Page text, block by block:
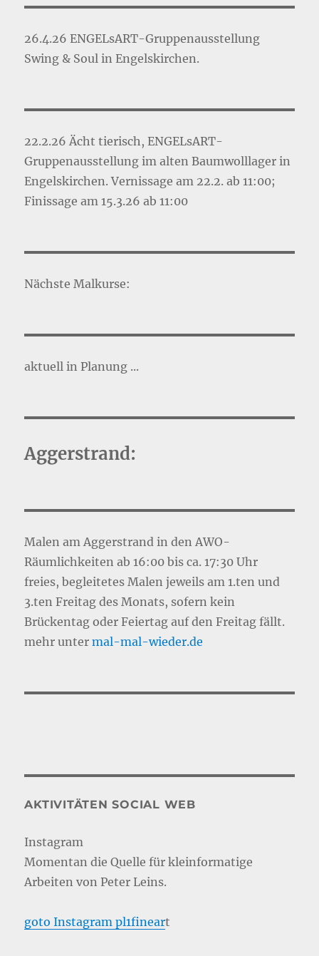
26.4.26 ENGELsART-Gruppenausstellung
Swing & Soul in Engelskirchen.
22.2.26 Ächt tierisch, ENGELsART-
Gruppenausstellung im alten Baumwolllager in
Engelskirchen. Vernissage am 22.2. ab 11:00;
Finissage am 15.3.26 ab 11:00
Nächste Malkurse:
aktuell in Planung ...
Aggerstrand:
Malen am Aggerstrand in den AWO-
Räumlichkeiten ab 16:00 bis ca. 17:30 Uhr
freies, begleitetes Malen jeweils am 1.ten und
3.ten Freitag des Monats, sofern kein
Brückentag oder Feiertag auf den Freitag fällt.
mehr untermal-mal-wieder.de
AKTIVITÄTEN SOCIAL WEB
Instagram
Momentan die Quelle für kleinformatige
Arbeiten von Peter Leins.
goto Instagram pl1fineart